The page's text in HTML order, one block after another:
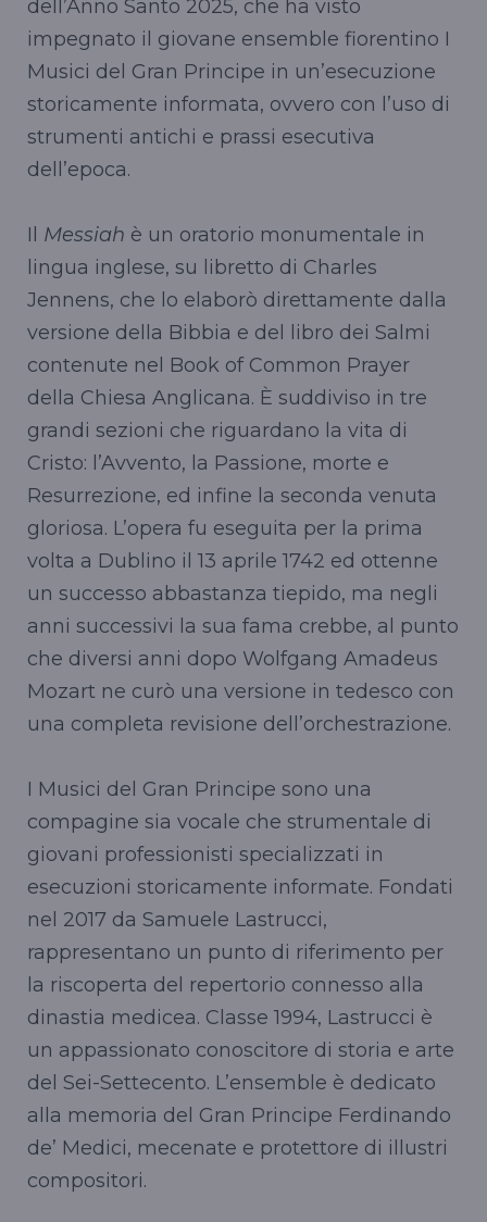
dell’Anno Santo 2025, che ha visto
impegnato il giovane ensemble fiorentino I
Musici del Gran Principe in un’esecuzione
storicamente informata, ovvero con l’uso di
strumenti antichi e prassi esecutiva
dell’epoca.
Il Messiah è un oratorio monumentale in
lingua inglese, su libretto di Charles
Jennens, che lo elaborò direttamente dalla
versione della Bibbia e del libro dei Salmi
contenute nel Book of Common Prayer
della Chiesa Anglicana. È suddiviso in tre
grandi sezioni che riguardano la vita di
Cristo: l’Avvento, la Passione, morte e
Resurrezione, ed infine la seconda venuta
gloriosa. L’opera fu eseguita per la prima
volta a Dublino il 13 aprile 1742 ed ottenne
un successo abbastanza tiepido, ma negli
anni successivi la sua fama crebbe, al punto
che diversi anni dopo Wolfgang Amadeus
Mozart ne curò una versione in tedesco con
una completa revisione dell’orchestrazione.
I Musici del Gran Principe sono una
compagine sia vocale che strumentale di
giovani professionisti specializzati in
esecuzioni storicamente informate. Fondati
nel 2017 da Samuele Lastrucci,
rappresentano un punto di riferimento per
la riscoperta del repertorio connesso alla
dinastia medicea. Classe 1994, Lastrucci è
un appassionato conoscitore di storia e arte
del Sei-Settecento. L’ensemble è dedicato
alla memoria del Gran Principe Ferdinando
de’ Medici, mecenate e protettore di illustri
compositori.